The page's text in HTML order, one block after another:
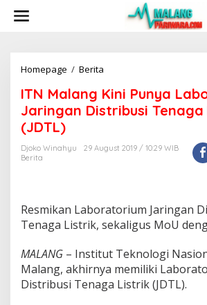
Homepage / Berita
N
M
a
a
n
n
P
n
y
a
L
ITN Malang Kini Punya
Jaringan Distribusi
(JDTL)
Djoko Winahyu
29 August 2019 / 10:29 WIB
Berita
Resmikan Laboratorium Jaringan
Tenaga Listrik, sekaligus MoU
MALANG – Institut Teknologi
Malang, akhirnya memiliki
Distribusi Tenaga Listrik (JDTL).